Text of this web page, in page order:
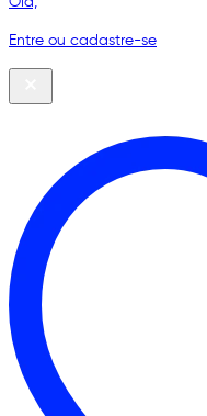
Entre ou cadastre-se